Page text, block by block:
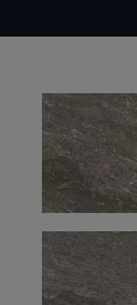
Mystone Grana
Satinado 60X120